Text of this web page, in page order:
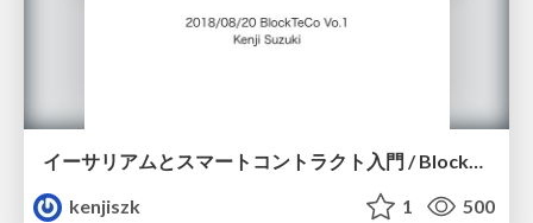
kenjiszk
1 500